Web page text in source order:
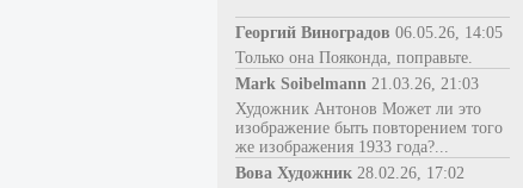
Георгий Виноградов 06.05.26, 14:05
Только она Пояконда, поправьте.
Mark Soibelmann 21.03.26, 21:03
Художник Антонов Может ли это
изображение быть повторением того
же изображения 1933 года?...
Вова Художник 28.02.26, 17:02